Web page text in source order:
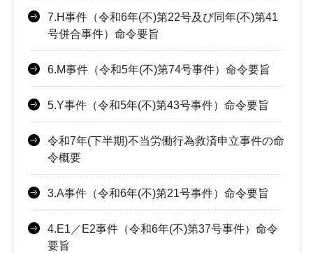
7.H事件（令和6年(不)第22号及び同年(不)第41
号併合事件）命令要旨
6.M事件（令和5年(不)第74号事件）命令要旨
5.Y事件（令和5年(不)第43号事件）命令要旨
令和7年(下半期)不当労働行為救済申立事件の命
令概要
3.A事件（令和6年(不)第21号事件）命令要旨
4.E1／E2事件（令和6年(不)第37号事件）命令
要旨